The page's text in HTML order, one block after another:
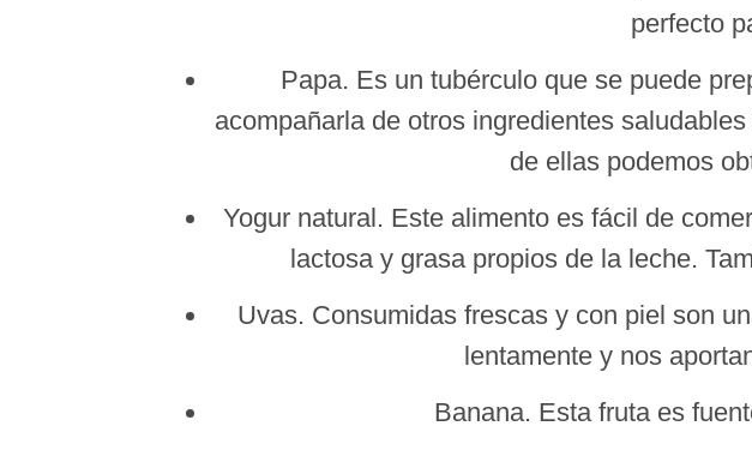
perfecto
Papa. Es un tubérculo que se puede
acompañarla de otros ingredientes
de ellas podemos
Yogur natural. Este alimento es fácil de
lactosa y grasa propios de la leche.
Uvas. Consumidas frescas y con piel son
lentamente y nos
Banana. Esta fruta es